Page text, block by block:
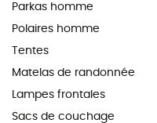
Parkas homme
Polaires homme
Tentes
Matelas de randonnée
Lampes frontales
Sacs de couchage